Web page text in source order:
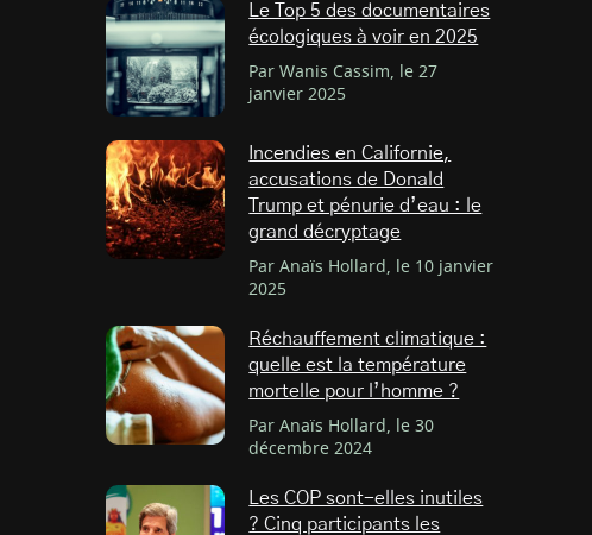
Le Top 5 des documentaires
écologiques à voir en 2025
Par Wanis Cassim, le 27
janvier 2025
Incendies en Californie,
accusations de Donald
Trump et pénurie d’eau : le
grand décryptage
Par Anaïs Hollard, le 10 janvier
2025
Réchauffement climatique :
quelle est la température
mortelle pour l’homme ?
Par Anaïs Hollard, le 30
décembre 2024
Les COP sont-elles inutiles
? Cinq participants les